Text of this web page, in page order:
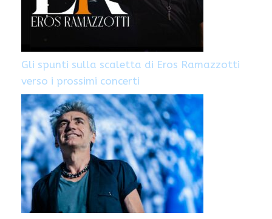
Gli spunti sulla scaletta di Eros Ramazzotti
verso i prossimi concerti